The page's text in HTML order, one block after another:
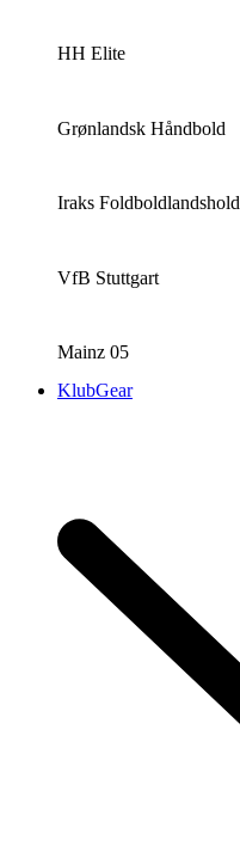
HH Elite
Grønlandsk Håndbold
Iraks Foldboldlandshold
VfB Stuttgart
Mainz 05
KlubGear